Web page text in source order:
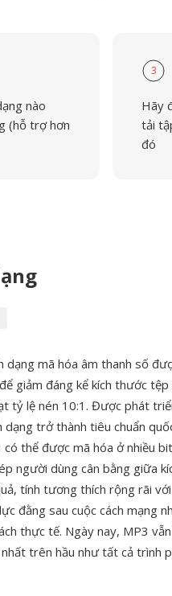
nào
(hỗ trợ hơn
3
Hãy
tải
đó
mã hóa âm thanh số
để giảm đáng kể kích thước
tỷ lệ nén 10:1. Được phát
dạng trở thành tiêu chuẩn
thể được mã hóa ở nhiều
người dùng cân bằng giữa
tính tương thích rộng rãi
đằng sau cuộc cách mạng
thực tế. Ngày nay, MP3
trên hầu như tất cả trình